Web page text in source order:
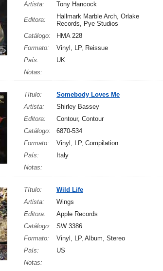
Artista: Tony Hancock
Editora:
Hallmark Marble Arch, Orlake
Records, Pye Studios
Catálogo: HMA 228
Formato:
Vinyl, LP, Reissue
País:
UK
Notas:
Título: Somebody Loves Me
Artista:
Shirley Bassey
Editora:
Contour, Contour
Catálogo:
6870-534
Formato:
Vinyl, LP, Compilation
País:
Italy
Notas:
Título: Wild Life
Artista:
Wings
Editora:
Apple Records
Catálogo:
SW 3386
Formato:
Vinyl, LP, Album, Stereo
País:
US
Notas: